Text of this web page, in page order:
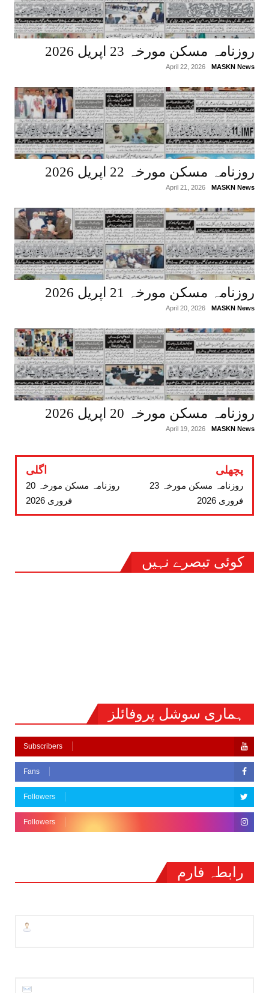
روزنامہ مسکن مورخہ 23 اپریل 2026
MASKN News
April 22, 2026
روزنامہ مسکن مورخہ 22 اپریل 2026
MASKN News
April 21, 2026
روزنامہ مسکن مورخہ 21 اپریل 2026
MASKN News
April 20, 2026
روزنامہ مسکن مورخہ 20 اپریل 2026
MASKN News
April 19, 2026
پچھلی
روزنامہ مسکن مورخہ 23
فروری 2026
اگلی
روزنامہ مسکن مورخہ 20
فروری 2026
کوئی تبصرے نہیں
ہماری سوشل پروفائلز
Subscribers
Fans
Followers
Followers
رابطہ فارم